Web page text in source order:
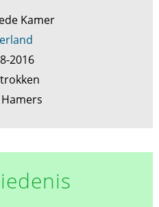
Kamer
2016